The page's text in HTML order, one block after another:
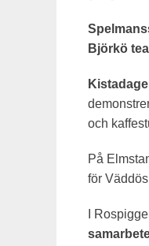
Björkö
och
På
för
I